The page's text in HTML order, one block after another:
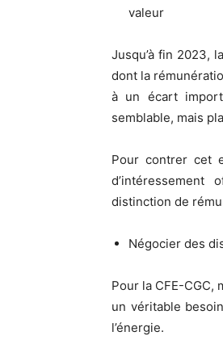
valeur
Jusqu’à fin 2023,
dont la
à un écart
semblable, mais
Pour contrer cet
d’intéressement
distinction de
Négocier des
Pour la CFE-CGC,
un véritable
l’énergie.